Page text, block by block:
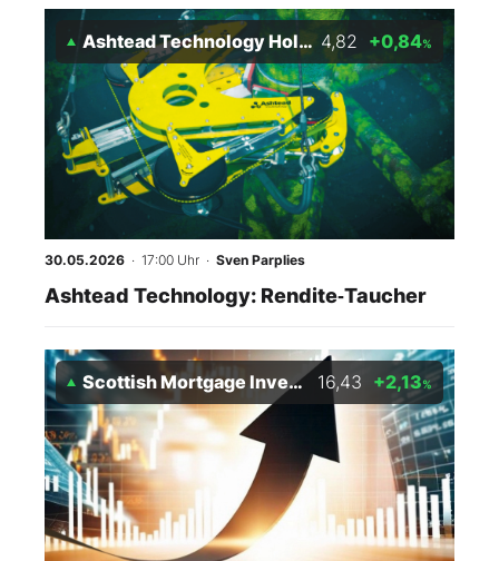
Ashtead Technology Holdings Plc 4,82 +0,84%
30.05.2026 · 17:00 Uhr · Sven Parplies
Ashtead Technology: Rendite‑Taucher
Scottish Mortgage Investment Trust 16,43 +2,13%